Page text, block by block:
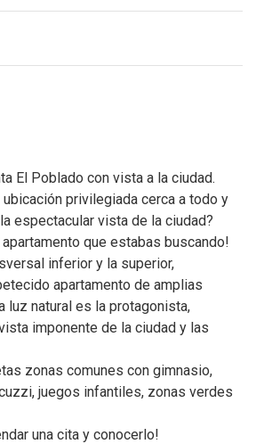
El Poblado con vista a la ciudad.
privilegiada cerca a todo y
espectacular vista de la ciudad?
que estabas buscando!
inferior y la superior,
apartamento de amplias
luz natural es la protagonista,
imponente de la ciudad y las
zonas comunes con gimnasio,
juegos infantiles, zonas verdes
una cita y conocerlo!